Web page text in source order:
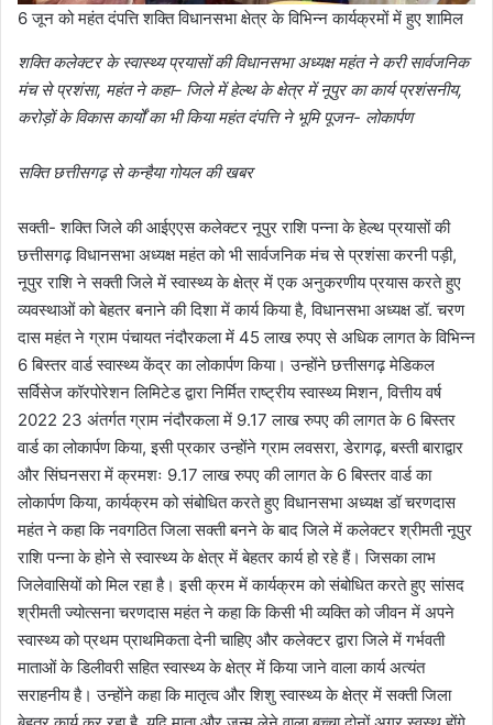
6 जून को महंत दंपत्ति शक्ति विधानसभा क्षेत्र के विभिन्न कार्यक्रमों में हुए शामिल
शक्ति कलेक्टर के स्वास्थ्य प्रयासों की विधानसभा अध्यक्ष महंत ने करी सार्वजनिक
मंच से प्रशंसा, महंत ने कहा– जिले में हेल्थ के क्षेत्र में नूपुर का कार्य प्रशंसनीय,
करोड़ों के विकास कार्यों का भी किया महंत दंपत्ति ने भूमि पूजन- लोकार्पण
सक्ति छत्तीसगढ़ से कन्हैया गोयल की खबर
सक्ती- शक्ति जिले की आईएएस कलेक्टर नूपुर राशि पन्ना के हेल्थ प्रयासों की
छत्तीसगढ़ विधानसभा अध्यक्ष महंत को भी सार्वजनिक मंच से प्रशंसा करनी पड़ी,
नूपुर राशि ने सक्ती जिले में स्वास्थ्य के क्षेत्र में एक अनुकरणीय प्रयास करते हुए
व्यवस्थाओं को बेहतर बनाने की दिशा में कार्य किया है, विधानसभा अध्यक्ष डॉ. चरण
दास महंत ने ग्राम पंचायत नंदौरकला में 45 लाख रुपए से अधिक लागत के विभिन्न
6 बिस्तर वार्ड स्वास्थ्य केंद्र का लोकार्पण किया। उन्होंने छत्तीसगढ़ मेडिकल
सर्विसेज कॉरपोरेशन लिमिटेड द्वारा निर्मित राष्ट्रीय स्वास्थ्य मिशन, वित्तीय वर्ष
2022 23 अंतर्गत ग्राम नंदौरकला में 9.17 लाख रुपए की लागत के 6 बिस्तर
वार्ड का लोकार्पण किया, इसी प्रकार उन्होंने ग्राम लवसरा, डेरागढ़, बस्ती बाराद्वार
और सिंघनसरा में क्रमशः 9.17 लाख रुपए की लागत के 6 बिस्तर वार्ड का
लोकार्पण किया, कार्यक्रम को संबोधित करते हुए विधानसभा अध्यक्ष डॉ चरणदास
महंत ने कहा कि नवगठित जिला सक्ती बनने के बाद जिले में कलेक्टर श्रीमती नूपुर
राशि पन्ना के होने से स्वास्थ्य के क्षेत्र में बेहतर कार्य हो रहे हैं। जिसका लाभ
जिलेवासियों को मिल रहा है। इसी क्रम में कार्यक्रम को संबोधित करते हुए सांसद
श्रीमती ज्योत्सना चरणदास महंत ने कहा कि किसी भी व्यक्ति को जीवन में अपने
स्वास्थ्य को प्रथम प्राथमिकता देनी चाहिए और कलेक्टर द्वारा जिले में गर्भवती
माताओं के डिलीवरी सहित स्वास्थ्य के क्षेत्र में किया जाने वाला कार्य अत्यंत
सराहनीय है। उन्होंने कहा कि मातृत्व और शिशु स्वास्थ्य के क्षेत्र में सक्ती जिला